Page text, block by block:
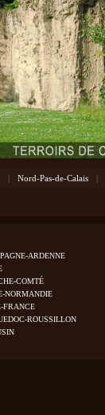
| Nord-Pas-de-Calais |
ARDENNE
COMTÉ
NORMANDIE
FRANCE
ROUSSILLON